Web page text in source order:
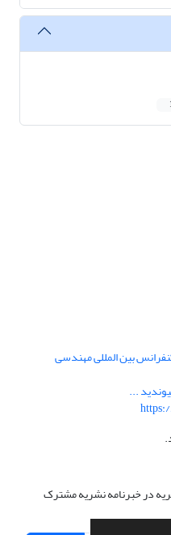
بین المللی مهندسی
...
در خبرنامه نشریه مشترک